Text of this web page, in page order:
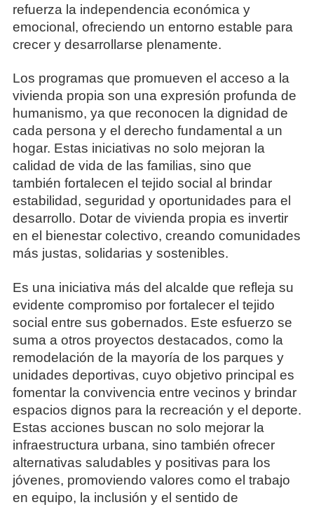
refuerza la independencia económica y
emocional, ofreciendo un entorno estable para
crecer y desarrollarse plenamente.
Los programas que promueven el acceso a la
vivienda propia son una expresión profunda de
humanismo, ya que reconocen la dignidad de
cada persona y el derecho fundamental a un
hogar. Estas iniciativas no solo mejoran la
calidad de vida de las familias, sino que
también fortalecen el tejido social al brindar
estabilidad, seguridad y oportunidades para el
desarrollo. Dotar de vivienda propia es invertir
en el bienestar colectivo, creando comunidades
más justas, solidarias y sostenibles.
Es una iniciativa más del alcalde que refleja su
evidente compromiso por fortalecer el tejido
social entre sus gobernados. Este esfuerzo se
suma a otros proyectos destacados, como la
remodelación de la mayoría de los parques y
unidades deportivas, cuyo objetivo principal es
fomentar la convivencia entre vecinos y brindar
espacios dignos para la recreación y el deporte.
Estas acciones buscan no solo mejorar la
infraestructura urbana, sino también ofrecer
alternativas saludables y positivas para los
jóvenes, promoviendo valores como el trabajo
en equipo, la inclusión y el sentido de